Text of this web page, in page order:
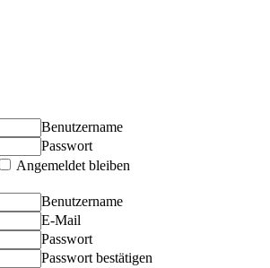
Benutzername
Passwort
Angemeldet bleiben
Benutzername
E-Mail
Passwort
Passwort bestätigen